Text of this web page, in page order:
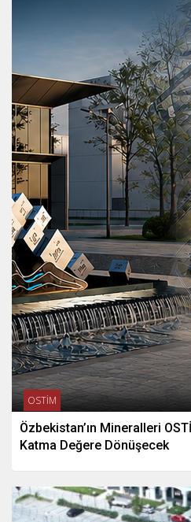
OSTİM
Özbekistan’ın Mineralleri
Katma Değere Dönüşecek